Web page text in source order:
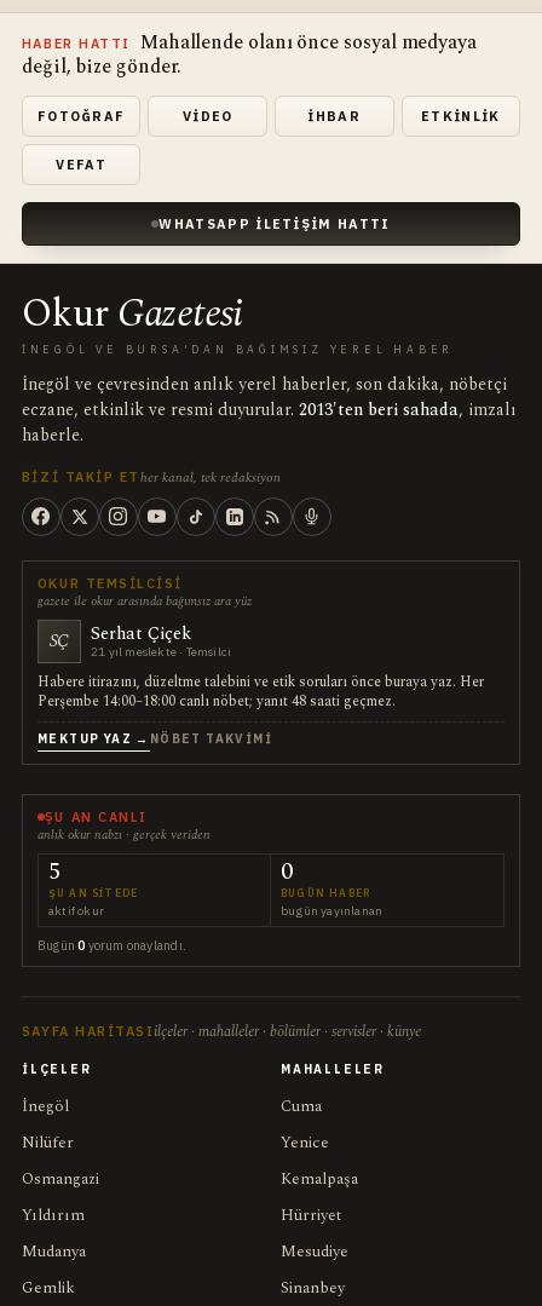
HABER HATTI
Mahallende olanı önce sosyal medyaya
değil, bize gönder.
FOTOĞRAF VIDEO İHBAR ETKINLIK
VEFAT
WHATSAPP İLETIŞIM HATTI
OkurGazetesi
İNEGÖL VE BURSA'DAN BAĞIMSIZ YEREL HABER
İnegöl ve çevresinden anlık yerel haberler, son dakika, nöbetçi
eczane, etkinlik ve resmi duyurular. 2013'ten beri sahada, imzalı
haberle.
BIZI TAKIP ET her kanal, tek redaksiyon
OKUR TEMSILCISI
gazete ile okur arasında bağımsız ara yüz
SÇ Serhat Çiçek
21 yıl meslekte · Temsilci
Habere itirazını, düzeltme talebini ve etik soruları önce buraya yaz. Her
Perşembe 14:00–18:00 canlı nöbet; yanıt 48 saati geçmez.
MEKTUP YAZ → NÖBET TAKVIMI
ŞU AN CANLI
anlık okur nabzı · gerçek veriden
5
ŞU AN SITEDE
aktif okur
0
BUGÜN HABER
bugün yayınlanan
Bugün0 yorum onaylandı.
SAYFA HARITASI ilçeler · mahalleler · bölümler · servisler · künye
İLÇELER
İnegöl
Nilüfer
Osmangazi
Yıldırım
Mudanya
Gemlik
MAHALLELER
Cuma
Yenice
Kemalpaşa
Hürriyet
Mesudiye
Sinanbey